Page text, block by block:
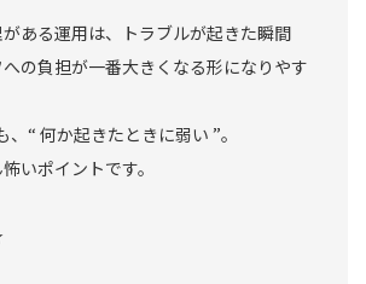
ある運用は、トラブルが起きた瞬間
の負担が一番大きくなる形になりやす
、“ 何か起きたときに弱い ”。
いポイントです。